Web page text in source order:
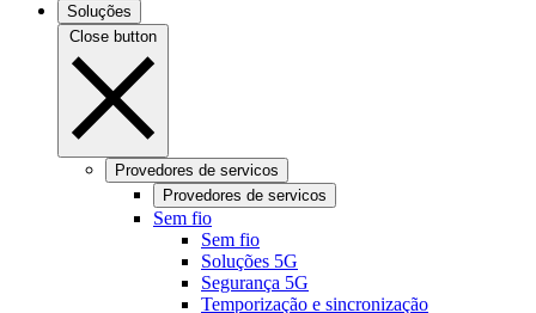
Soluções
Close button
Provedores de servicos
Provedores de servicos
Sem fio
Sem fio
Soluções 5G
Segurança 5G
Temporização e sincronização